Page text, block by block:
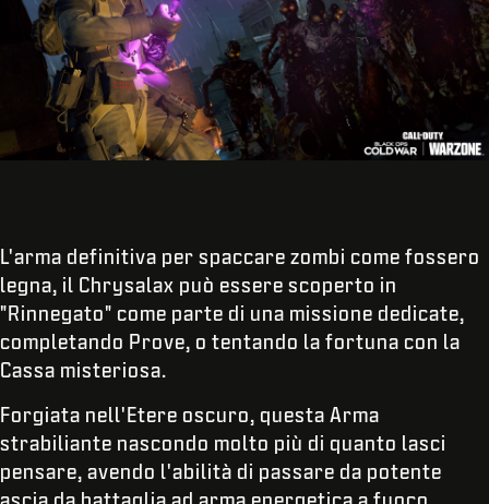
L'arma definitiva per spaccare zombi come fossero
legna, il Chrysalax può essere scoperto in
"Rinnegato" come parte di una missione dedicate,
completando Prove, o tentando la fortuna con la
Cassa misteriosa.
Forgiata nell'Etere oscuro, questa Arma
strabiliante nascondo molto più di quanto lasci
pensare, avendo l'abilità di passare da potente